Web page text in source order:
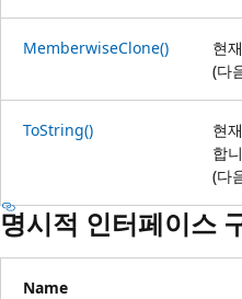
MemberwiseClone() 현재
(다
ToString()
현
합
(다
명시적 인터페이스
Name